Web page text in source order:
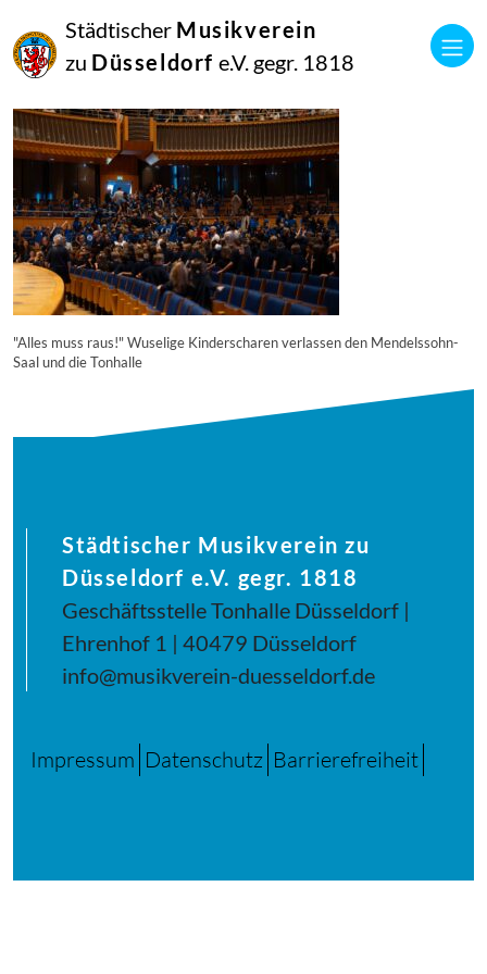
Städtischer Musikverein
zu Düsseldorf e.V. gegr. 1818
Juli
2025
Manfred Hill
"Alles muss raus!" Wuselige Kinderscharen verlassen den Mendelssohn-
Saal und die Tonhalle
Städtischer Musikverein zu
Düsseldorf e.V. gegr. 1818
Geschäftsstelle Tonhalle Düsseldorf |
Ehrenhof 1 | 40479 Düsseldorf
info@musikverein-duesseldorf.de
Impressum Datenschutz Barrierefreiheit